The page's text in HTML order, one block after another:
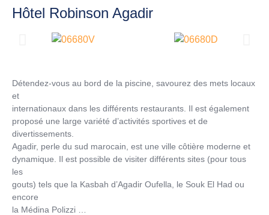
Hôtel Robinson Agadir
Détendez-vous au bord de la piscine, savourez des mets locaux
et
internationaux dans les différents restaurants. Il est également
proposé une large variété d’activités sportives et de
divertissements.
Agadir, perle du sud marocain, est une ville côtière moderne et
dynamique. Il est possible de visiter différents sites (pour tous
les
gouts) tels que la Kasbah d’Agadir Oufella, le Souk El Had ou
encore
la Médina Polizzi …